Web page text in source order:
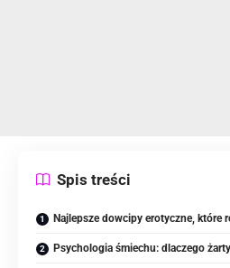
Spis treści
Najlepsze dowcipy erotyczne, które
Psychologia śmiechu: dlaczego